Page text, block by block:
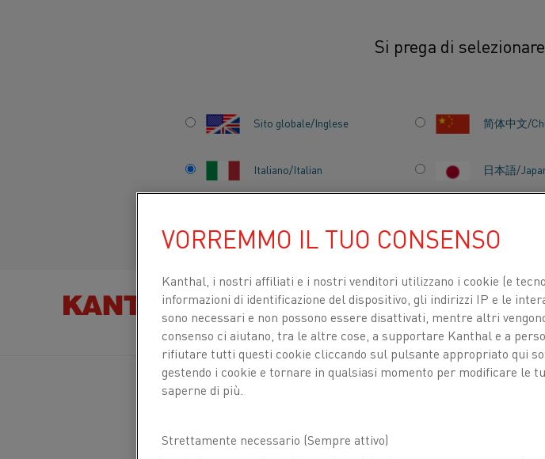
Si prega di
Sito globale/Inglese 简体中文/
Italiano/Italian 日本語/
TROVA PRODOTTI PER CHI SIAMO
Materiale per resistenza e per alta temperatura Barra, billetta, vergella, tubi e lamiera
BARRA, BILLETTA, VERGELLA, TUBI E
esigenze. Sono incluse dimensioni che variano dai prodotti semi-finiti al filo.
Vuoi
saperne
VORREMMO IL TUO CONSENSO
Kanthal, i nostri affiliati e i nostri venditori utilizzano i cookie (e
informazioni di identificazione del dispositivo, gli indirizzi IP e le
sono necessari e non possono essere disattivati, mentre altri
consenso ci aiutano, tra le altre cose, a supportare Kanthal e a
rifiutare tutti questi cookie cliccando sul pulsante appropriato qui
gestendo i cookie e tornare in qualsiasi momento per modificare le
saperne di più.
Strettamente necessario (Sempre attivo)